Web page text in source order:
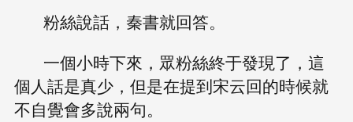
粉絲說話，秦書就回答。
一個小時下來，眾粉絲終于發現了，這
個人話是真少，但是在提到宋云回的時候就
不自覺會多說兩句。